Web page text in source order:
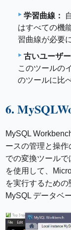
学習曲線：
はすべての機
習曲線が必要
古いユーザ
このツールの
のツールに比
6.
MySQL
ースの管理と操
での変換ツール
を使用して、
を実行するため
MySQL データベ